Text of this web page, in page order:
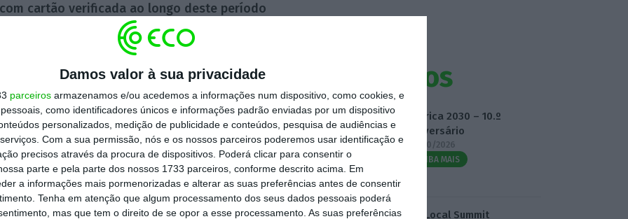
Damos valor à sua privacidade
parceiros armazenamos e/ou acedemos a informações num dispositivo, como cookies, e
como identificadores únicos e informações padrão enviadas por um dispositivo
personalizados, medição de publicidade e conteúdos, pesquisa de audiências e
Com a sua permissão, nós e os nossos parceiros poderemos usar identificação e
precisos através da procura de dispositivos. Poderá clicar para consentir o
parte e pela parte dos nossos 1733 parceiros, conforme descrito acima. Em
a informações mais pormenorizadas e alterar as suas preferências antes de consentir
Tenha em atenção que algum processamento dos seus dados pessoais poderá
mas que tem o direito de se opor a esse processamento. As suas preferências
cartão verificada ao longo deste período
de 2019”, sublinha também.
que o setor do turismo foi altamente
a estrutura económica nacional,
turismo são expressivos.Em março de 2020,
das compras e dos levantamentos
Estima-se que tenham sido gastos menos
menos 34 milhões de euros de
Eventos
Fábrica 2030 – 10.º
Aniversário
14/10/2026
SAIBA MAIS
3.º Local Summit